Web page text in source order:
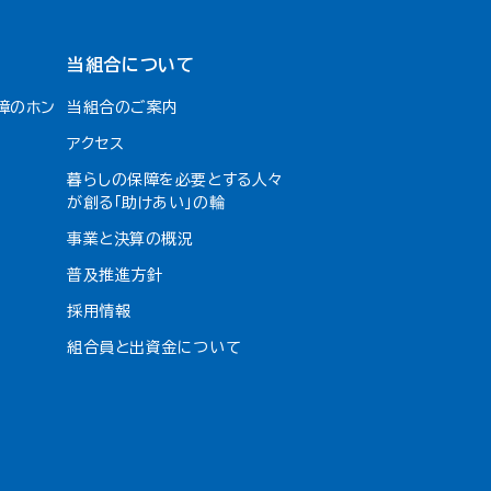
のホン
当組合について
当組合のご案内
アクセス
暮らしの保障を必要とする人々
が創る「助けあい」の輪
事業と決算の概況
普及推進方針
採用情報
組合員と出資金について